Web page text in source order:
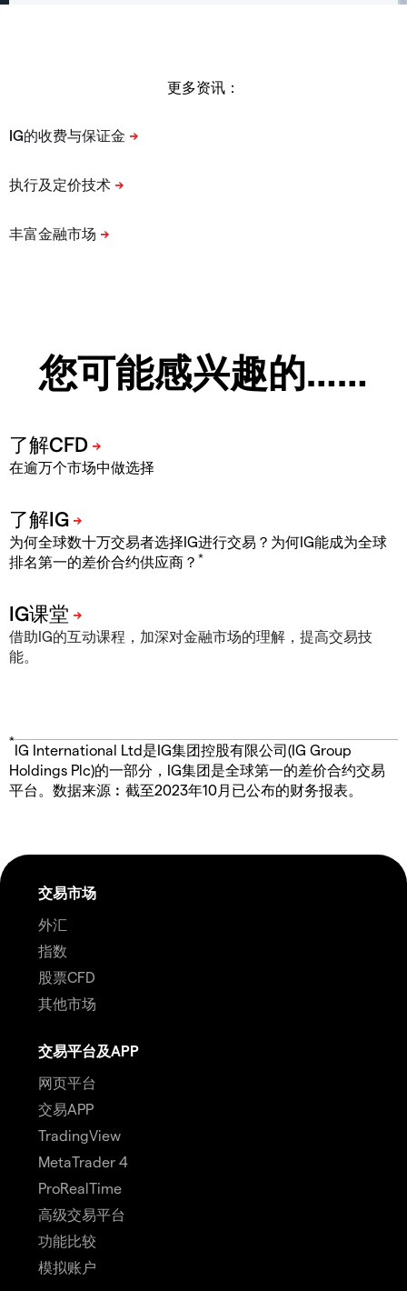
更多资讯：
您可能感兴趣的……
在逾万个市场中做选择
为何全球数十万交易者选择IG进行交易？为何IG能成为全球
排名第一的差价合约供应商？ *
借助IG的互动课程，加深对金融市场的理解，提高交易技
能。
*
IG International Ltd是IG集团控股有限公司(IG Group
Holdings Plc)的一部分，IG集团是全球第一的差价合约交易
平台。数据来源︰截至2023年10月已公布的财务报表。
交易市场
外汇
指数
股票CFD
其他市场
交易平台及APP
网页平台
交易APP
TradingView
MetaTrader 4
ProRealTime
高级交易平台
功能比较
模拟账户